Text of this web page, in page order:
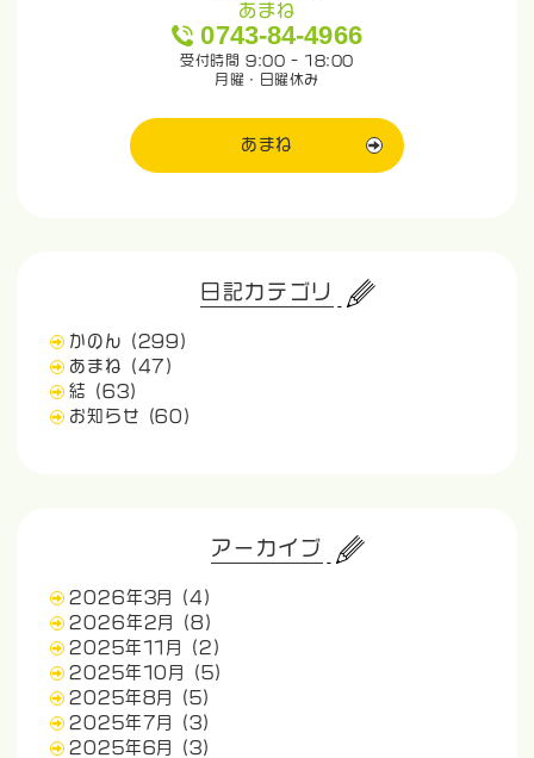
あまね
0743-84-4966
受付時間 9:00 - 18:00
月曜・日曜休み
あまね
日記カテゴリ
かのん
(299)
あまね
(47)
結
(63)
お知らせ
(60)
アーカイブ
2026年3月
(4)
2026年2月
(8)
2025年11月
(2)
2025年10月
(5)
2025年8月
(5)
2025年7月
(3)
2025年6月
(3)